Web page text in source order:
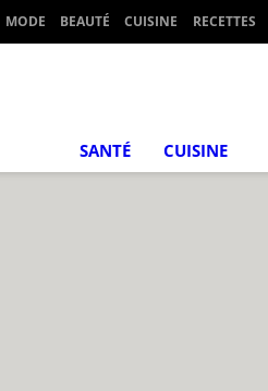
MODE BEAUTÉ CUISINE RECETTES
SANTÉ CUISINE